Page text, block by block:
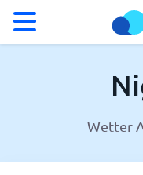
Wetter in Nigeria
Wetter